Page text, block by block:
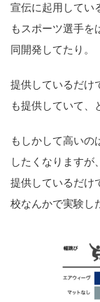
宣伝に起用してい
もスポーツ選手を
同開発してたり。
提供しているだけ
も提供していて、
もしかして高いの
したくなりますが
提供しているだけ
校なんかで実験し